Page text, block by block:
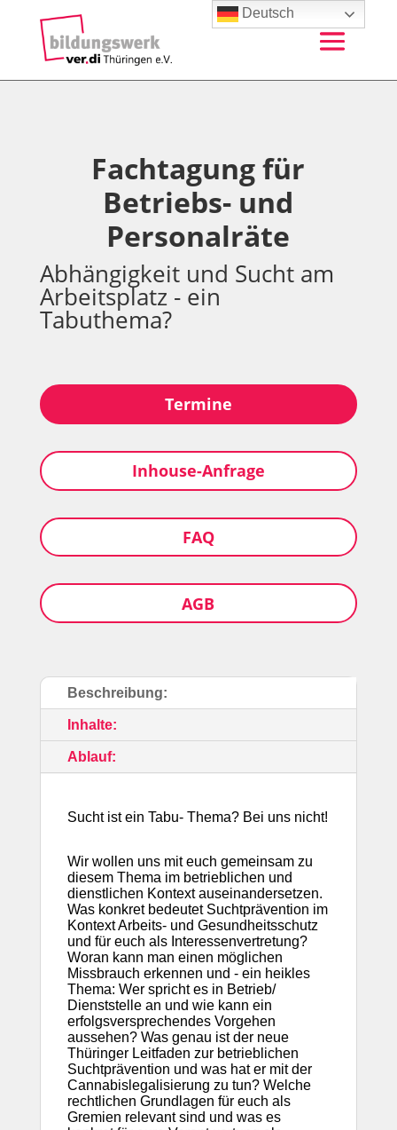
Fachtagung für
Betriebs- und
Personalräte
Abhängigkeit und Sucht am
Arbeitsplatz - ein
Tabuthema?
Termine
Inhouse-Anfrage
FAQ
AGB
Beschreibung:
Inhalte:
Ablauf:
Sucht ist ein Tabu- Thema? Bei uns nicht!
Wir wollen uns mit euch gemeinsam zu
diesem Thema im betrieblichen und
dienstlichen Kontext auseinandersetzen.
Was konkret bedeutet Suchtprävention im
Kontext Arbeits- und Gesundheitsschutz
und für euch als Interessenvertretung?
Woran kann man einen möglichen
Missbrauch erkennen und - ein heikles
Thema: Wer spricht es in Betrieb/
Dienststelle an und wie kann ein
erfolgsversprechendes Vorgehen
aussehen? Was genau ist der neue
Thüringer Leitfaden zur betrieblichen
Suchtprävention und was hat er mit der
Cannabislegalisierung zu tun? Welche
rechtlichen Grundlagen für euch als
Gremien relevant sind und was es
Deutsch
Bildungslotse Antwortet sofort
Hallo! 👋 Ich bin der Bildungslotse des Bildungswerks
ver.di Thüringen e.V. Ich helfe dir bei Fragen zu
Bildungsfreistellung. Wie kann ich dir helfen?